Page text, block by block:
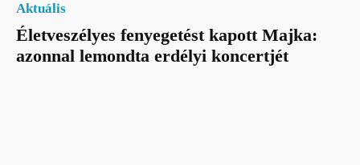
Aktuális
Életveszélyes fenyegetést kapott Majka:
azonnal lemondta erdélyi koncertjét